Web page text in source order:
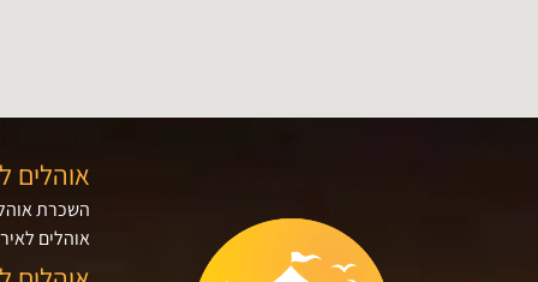
אוהלים
השכרת
אוהלים